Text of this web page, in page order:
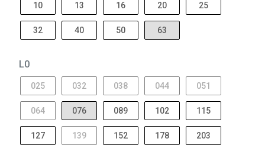
10 13 16 20 25
32 40 50 63
L0
025 032 038 044 051
064 076 089 102 115
127 139 152 178 203